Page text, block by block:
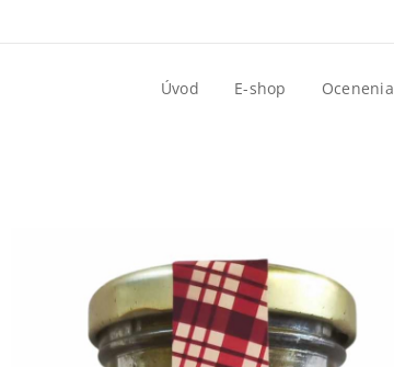
Úvod E-shop Ocenenia